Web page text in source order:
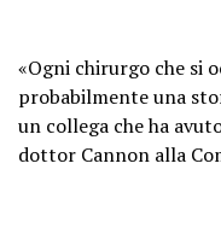
«Ogni chirurgo che si
probabilmente una
un collega che ha
dottor Cannon alla